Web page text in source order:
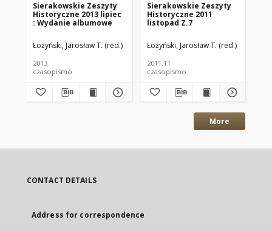
Sierakowskie Zeszyty
Historyczne 2013 lipiec
: Wydanie albumowe
Łożyński, Jarosław T. (red.)
2013
czasopismo
Sierakowskie Zeszyty
Historyczne 2011
listopad Z.7
Łożyński, Jarosław T. (red.)
2011.11
czasopismo
More
CONTACT DETAILS
Address for correspondence